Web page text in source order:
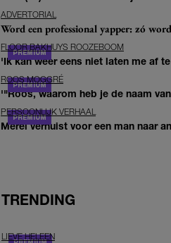
ADVERTORIAL
Word een professional yapper: zó
FLOOR BAKHUYS ROOZEBOOM
'Ik kan weer eens niet laten me af
ROOS MOGGRÉ
'"Roos, waarom heb je de naam
PERSOONLIJK VERHAAL
Merel verhuist voor een man naar
TRENDING
LIEVE HELEEN